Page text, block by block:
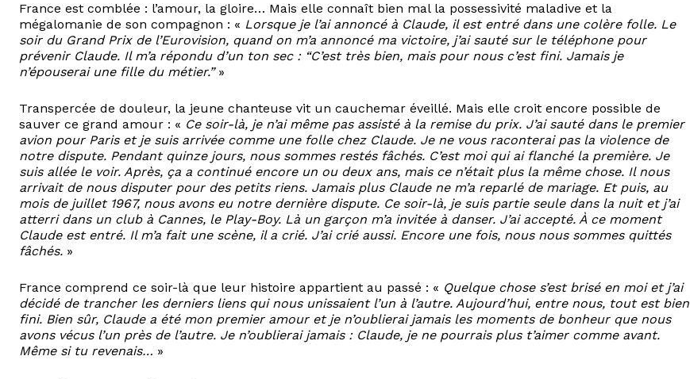
France est comblée : l’amour, la gloire… Mais elle connaît bien mal la possessivité maladive et la
mégalomanie de son compagnon : « Lorsque je l’ai annoncé à Claude, il est entré dans une colère folle. Le
soir du Grand Prix de l’Eurovision, quand on m’a annoncé ma victoire, j’ai sauté sur le téléphone pour
prévenir Claude. Il m’a répondu d’un ton sec : “C’est très bien, mais pour nous c’est fini. Jamais je
n’épouserai une fille du métier.”»
Transpercée de douleur, la jeune chanteuse vit un cauchemar éveillé. Mais elle croit encore possible de
sauver ce grand amour : « Ce soir-là, je n’ai même pas assisté à la remise du prix. J’ai sauté dans le premier
avion pour Paris et je suis arrivée comme une folle chez Claude. Je ne vous raconterai pas la violence de
notre dispute. Pendant quinze jours, nous sommes restés fâchés. C’est moi qui ai flanché la première. Je
suis allée le voir. Après, ça a continué encore un ou deux ans, mais ce n’était plus la même chose. Il nous
arrivait de nous disputer pour des petits riens. Jamais plus Claude ne m’a reparlé de mariage. Et puis, au
mois de juillet 1967, nous avons eu notre dernière dispute. Ce soir-là, je suis partie seule dans la nuit et j’ai
atterri dans un club à Cannes, le Play-Boy. Là un garçon m’a invitée à danser. J’ai accepté. À ce moment
Claude est entré. Il m’a fait une scène, il a crié. J’ai crié aussi. Encore une fois, nous nous sommes quittés
fâchés. »
France comprend ce soir-là que leur histoire appartient au passé : « Quelque chose s’est brisé en moi et j’ai
décidé de trancher les derniers liens qui nous unissaient l’un à l’autre. Aujourd’hui, entre nous, tout est bien
fini. Bien sûr, Claude a été mon premier amour et je n’oublierai jamais les moments de bonheur que nous
avons vécus l’un près de l’autre. Je n’oublierai jamais : Claude, je ne pourrais plus t’aimer comme avant.
Même si tu revenais… »